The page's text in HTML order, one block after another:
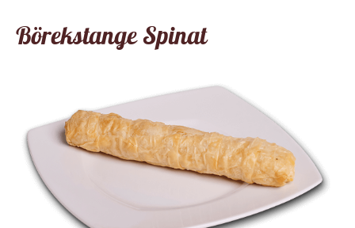
Börekstange Spinat